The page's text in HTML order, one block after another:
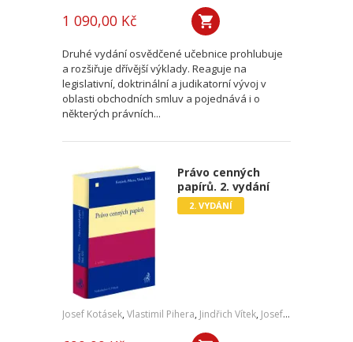
1 090,00 Kč
Druhé vydání osvědčené učebnice prohlubuje
a rozšiřuje dřívější výklady. Reaguje na
legislativní, doktrinální a judikatorní vývoj v
oblasti obchodních smluv a pojednává i o
některých právních...
Právo cenných
papírů. 2. vydání
2. VYDÁNÍ
Josef Kotásek, Vlastimil Pihera, Jindřich Vítek, Josef Kříž